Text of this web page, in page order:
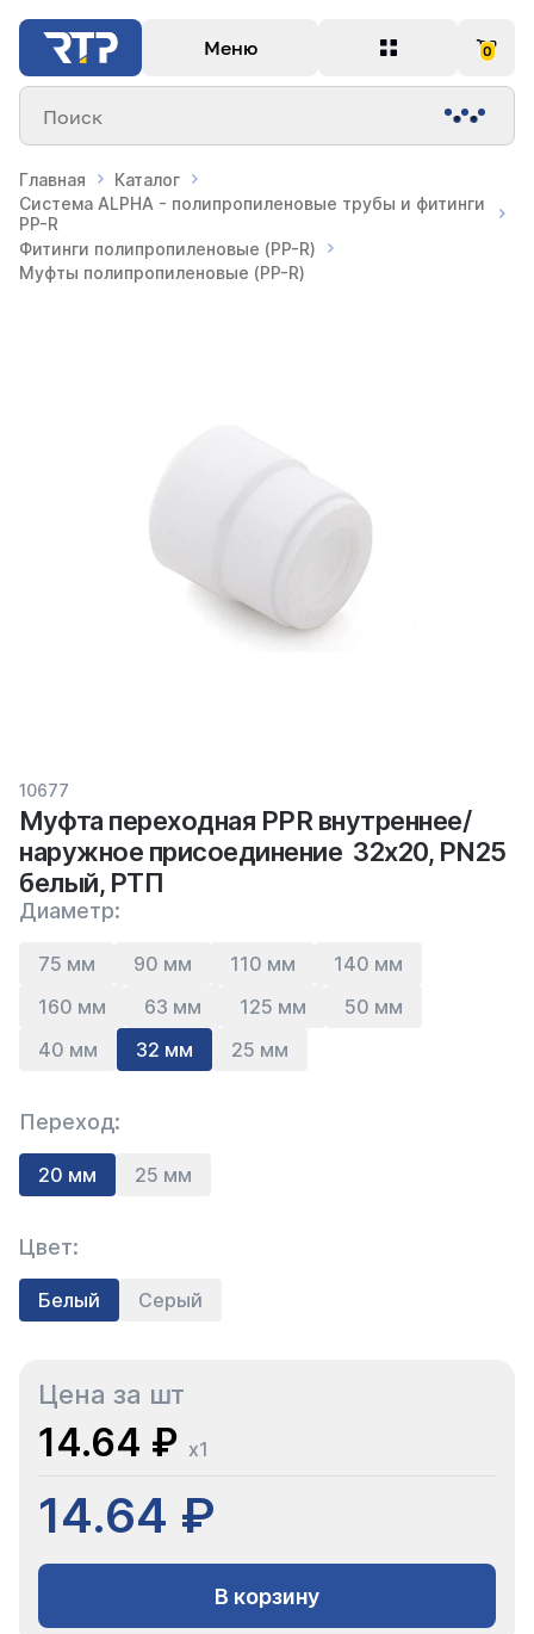
Меню 0
Поиск
Главная
Каталог
Система ALPHA - полипропиленовые трубы и фитинги
PP-R
Фитинги полипропиленовые (PP-R)
Муфты полипропиленовые (PP-R)
10677
Муфта переходная PPR внутреннее/
наружное присоединение 32х20, PN25
белый, РТП
Диаметр:
75 мм 90 мм 110 мм
140 мм
160 мм
63 мм 125 мм
50 мм
40 мм
32 мм 25 мм
Переход:
20 мм 25 мм
Цвет:
Белый Серый
Цена за шт
14.64 ₽ x1
14.64 ₽
В корзину